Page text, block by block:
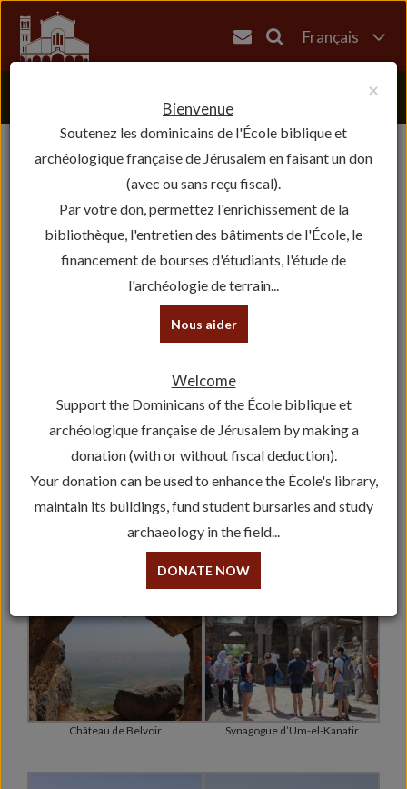
Français
עברית
Château de Belvoir Synagogue d’Um-el-Kanatir
×
Bienvenue
Soutenez les dominicains de l'École biblique et
archéologique française de Jérusalem en faisant un don
(avec ou sans reçu fiscal).
Par votre don, permettez l'enrichissement de la
bibliothèque, l'entretien des bâtiments de l'École, le
financement de bourses d'étudiants, l'étude de
l'archéologie de terrain...
Nous aider
Welcome
Support the Dominicans of the École biblique et
archéologique française de Jérusalem by making a
donation (with or without fiscal deduction).
Your donation can be used to enhance the École's library,
maintain its buildings, fund student bursaries and study
archaeology in the field...
DONATE NOW